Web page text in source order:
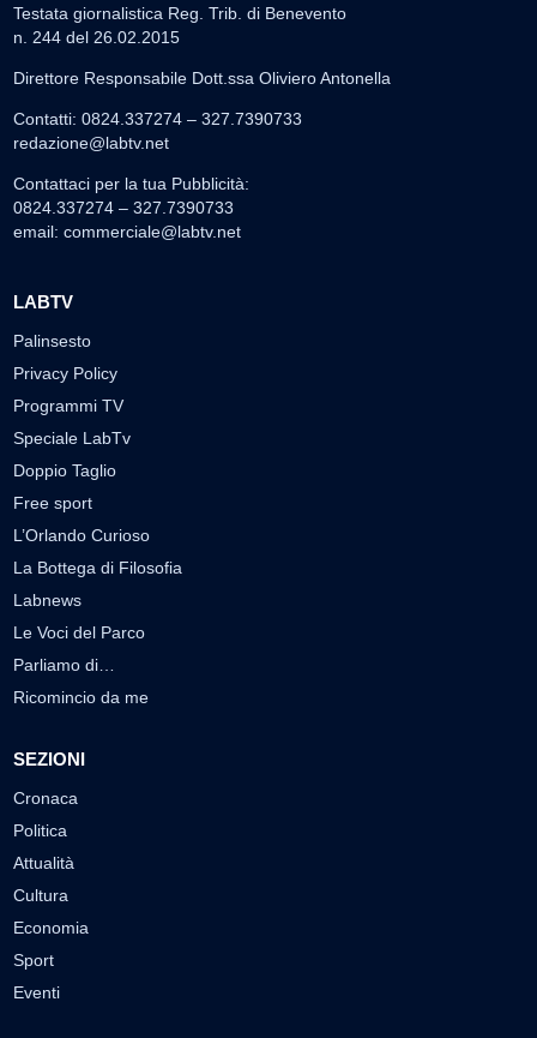
Testata giornalistica Reg. Trib. di Benevento
n. 244 del 26.02.2015
Direttore Responsabile Dott.ssa Oliviero Antonella
Contatti: 0824.337274 – 327.7390733
redazione@labtv.net
Contattaci per la tua Pubblicità:
0824.337274 – 327.7390733
email: commerciale@labtv.net
LABTV
Palinsesto
Privacy Policy
Programmi TV
Speciale LabTv
Doppio Taglio
Free sport
L’Orlando Curioso
La Bottega di Filosofia
Labnews
Le Voci del Parco
Parliamo di…
Ricomincio da me
SEZIONI
Cronaca
Politica
Attualità
Cultura
Economia
Sport
Eventi